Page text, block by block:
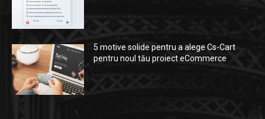
5 motive solide pentru a alege Cs-Cart
pentru noul tău proiect eCommerce